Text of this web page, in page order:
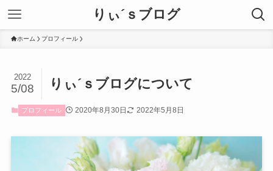
りぃ´ｓブログ
ホーム プロフィール
りぃ´ｓブログについて
2022
5/08
プロフィール 2020年8月30日 2022年5月8日